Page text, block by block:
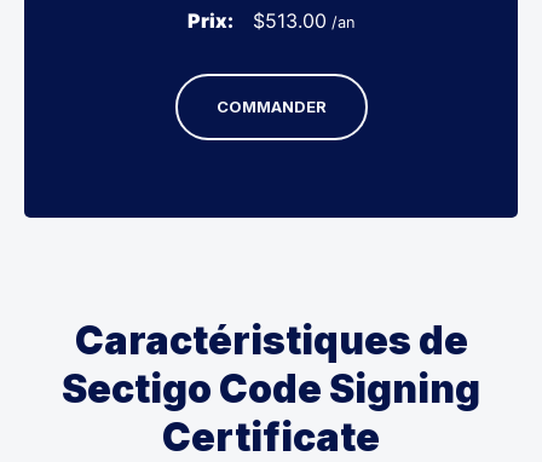
Prix: $513.00 /an
COMMANDER
Caractéristiques de
Sectigo Code Signing
Certificate